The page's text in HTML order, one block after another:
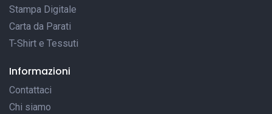
Stampa Digitale
Carta da Parati
T-Shirt e Tessuti
Informazioni
Contattaci
Chi siamo